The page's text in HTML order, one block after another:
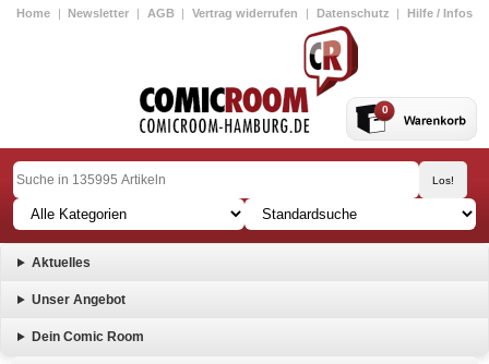
Home | Newsletter | AGB | Vertrag widerrufen | Datenschutz | Hilfe / Infos
0
Aktuelles
Unser Angebot
Dein Comic Room